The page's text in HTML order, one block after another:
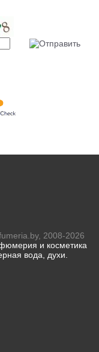
2008-2026
и косметика
вода, духи.